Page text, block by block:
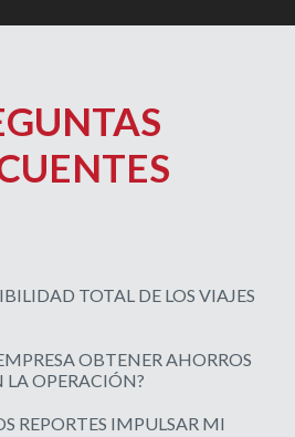
TOTAL DE LOS VIAJES
OBTENER AHORROS
LA OPERACIÓN?
REPORTES IMPULSAR MI